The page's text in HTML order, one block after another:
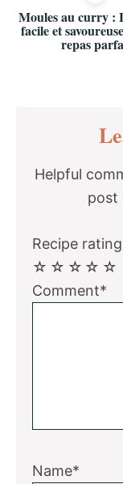
Moules au curry :
facile et
repas
Helpful
post
Recipe rating
☆
☆
☆
☆
☆
Comment*
Name*